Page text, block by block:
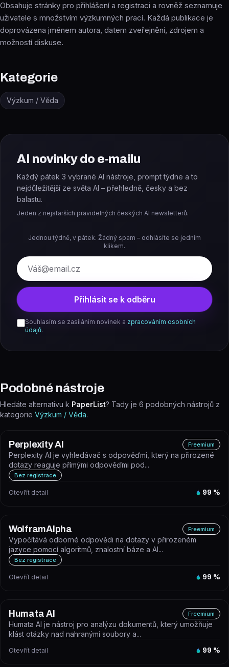
Obsahuje stránky pro přihlášení a registraci a rovněž seznamuje
uživatele s množstvím výzkumných prací. Každá publikace je
doprovázena jménem autora, datem zveřejnění, zdrojem a
možností diskuse.
Kategorie
Výzkum / Věda
AI novinky do e-mailu
Každý pátek 3 vybrané AI nástroje, prompt týdne a to
nejdůležitější ze světa AI – přehledně, česky a bez
balastu.
Jeden z nejstarších pravidelných českých AI newsletterů.
Jednou týdně, v pátek. Žádný spam – odhlásíte se jedním
klikem.
E-mail
Přihlásit se k odběru
Souhlasím se zasíláním novinek a zpracováním osobních
údajů.
Podobné nástroje
Hledáte alternativu k PaperList? Tady je 6 podobných nástrojů z
kategorie Výzkum / Věda.
Perplexity AI Freemium
Perplexity AI je vyhledávač s odpověďmi, který na přirozené
dotazy reaguje přímými odpověďmi pod...
Bez registrace
Otevřít detail 99 %
WolframAlpha Freemium
Vypočítává odborné odpovědi na dotazy v přirozeném
jazyce pomocí algoritmů, znalostní báze a AI...
Bez registrace
Otevřít detail 99 %
Humata AI Freemium
Humata AI je nástroj pro analýzu dokumentů, který umožňuje
klást otázky nad nahranými soubory a...
Otevřít detail 99 %